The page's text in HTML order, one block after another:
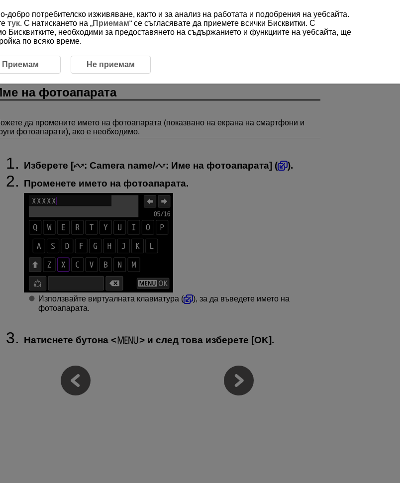
фотоапарата
на фотоапарата
да промените името на фотоапарата (показвано на екрана на смартфони и
фотоапарати), ако е необходимо.
Изберете [ : Camera name/ : Име на фотоапарата] (
).
Променете името на фотоапарата.
Използвайте виртуалната клавиатура (
), за да въведете името на
фотоапарата.
Натиснете бутона и след това изберете [OK].
добро потребителско изживяване, както и за анализ на работата и подобрения на уебсайта.
тук. С натискането на „Приемам“ се съгласявате да приемете всички Бисквитки. С
Бисквитките, необходими за предоставянето на съдържанието и функциите на уебсайта, ще
по всяко време.
Приемам Не приемам